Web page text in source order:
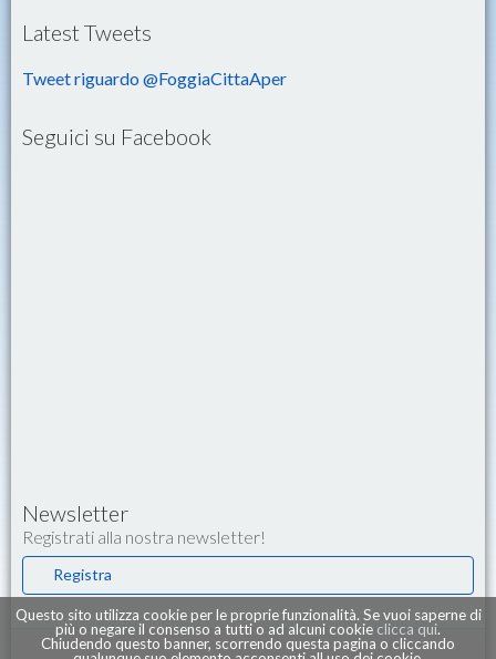
Questo sito utilizza cookie per le proprie funzionalità. Se vuoi saperne di
più o negare il consenso a tutti o ad alcuni cookie clicca qui.
Chiudendo questo banner, scorrendo questa pagina o cliccando
Latest Tweets
Tweet riguardo @FoggiaCittaAper
Seguici su Facebook
Newsletter
Registrati alla nostra newsletter!
Registra